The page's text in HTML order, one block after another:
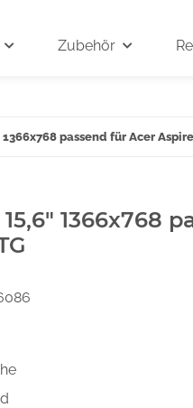
Zubehör
1366x768 passend für Acer
1366x768